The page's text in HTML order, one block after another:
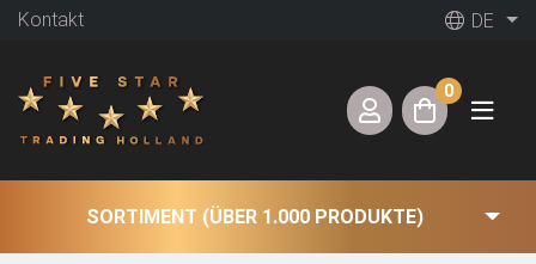
Kontakt DE
0
SORTIMENT (ÜBER 1.000 PRODUKTE)